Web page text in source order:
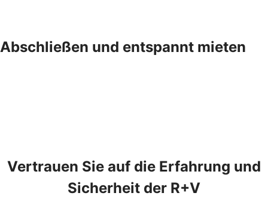
Abschließen und entspannt mieten
Vertrauen Sie auf die Erfahrung und
Sicherheit der R+V